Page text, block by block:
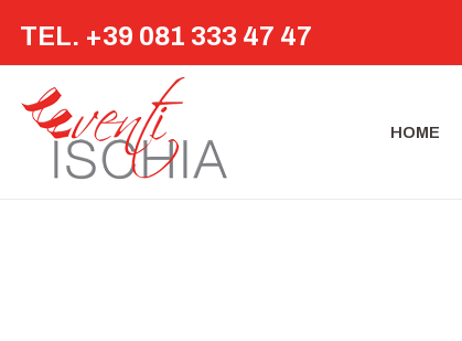
TEL. +39 081 333 47 47
HOME